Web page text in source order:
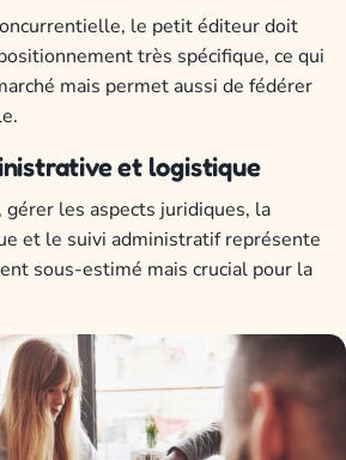
le petit éditeur doit
très spécifique, ce qui
mais permet aussi de fédérer
et logistique
gérer les aspects juridiques, la
et le suivi administratif représente
sous-estimé mais crucial pour la